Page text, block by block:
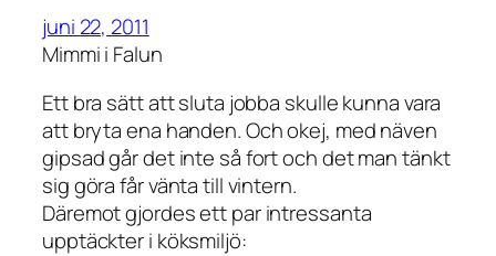
juni 22, 2011
Mimmi i Falun
Ett bra sätt att sluta jobba skulle kunna vara
att bryta ena handen. Och okej, med näven
gipsad går det inte så fort och det man tänkt
sig göra får vänta till vintern.
Däremot gjordes ett par intressanta
upptäckter i köksmiljö: